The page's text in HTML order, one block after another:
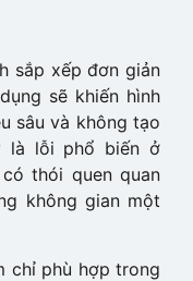
sắp xếp đơn giản
sẽ khiến hình
sâu và không tạo
là lỗi phổ biến ở
thói quen quan
không gian một
chỉ phù hợp trong